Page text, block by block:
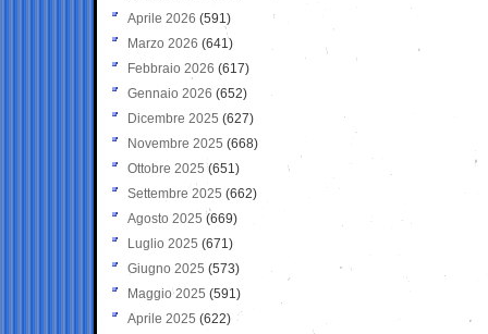
Aprile 2026 (591)
Marzo 2026 (641)
Febbraio 2026 (617)
Gennaio 2026 (652)
Dicembre 2025 (627)
Novembre 2025 (668)
Ottobre 2025 (651)
Settembre 2025 (662)
Agosto 2025 (669)
Luglio 2025 (671)
Giugno 2025 (573)
Maggio 2025 (591)
Aprile 2025 (622)